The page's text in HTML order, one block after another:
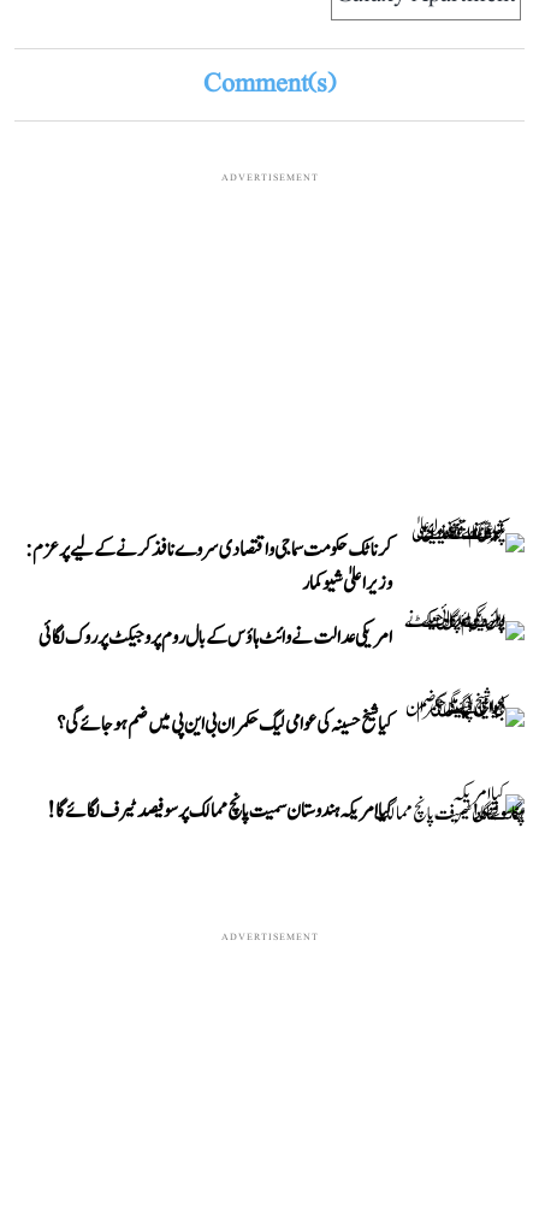
Comment(s)
ADVERTISEMENT
کرناٹک حکومت سماجی و اقتصادی سروے نافذ کرنے کے لیے پرعزم:
وزیر اعلیٰ شیوکمار
امریکی عدالت نے وائٹ ہاؤس کے بال روم پروجیکٹ پر روک لگائی
کیا شیخ حسینہ کی عوامی لیگ حکمران بی این پی میں ضم ہو جائے گی؟
کیا امریکہ ہندوستان سمیت پانچ ممالک پر سو فیصد ٹیرف لگائے گا!
ADVERTISEMENT